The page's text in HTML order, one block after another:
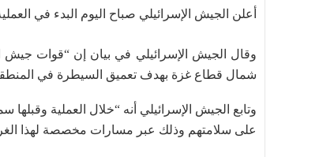
أعلن الجيش الإسرائيلي صباح اليوم البدء في
وقال الجيش الإسرائيلي في بيان إن “قوات
شمال قطاع غزة بهدف تعميق السيطرة في المنطقة
وتابع الجيش الإسرائيلي أنه “خلال العملية
على سلامتهم وذلك عبر مسارات مخصصة لهذا